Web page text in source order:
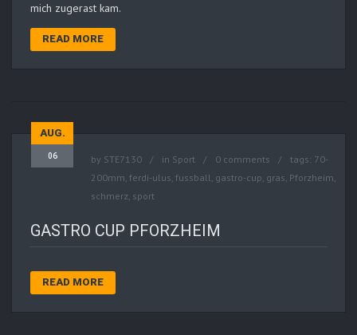
mich zugerast kam.
READ MORE
AUG.
06 by STE7130 in Sport 0 comments tags: 70-
200mm, ferdi-ulus, fussball, gastro-cup, gras, Pforzheim,
schmerz, sport
GASTRO CUP PFORZHEIM
READ MORE